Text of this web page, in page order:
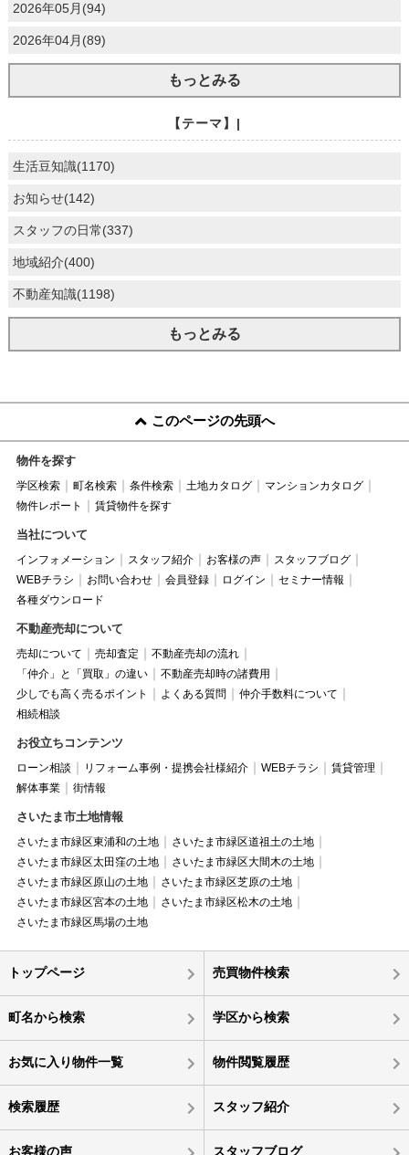
2026年05月(94)
2026年04月(89)
もっとみる
【テーマ】|
生活豆知識(1170)
お知らせ(142)
スタッフの日常(337)
地域紹介(400)
不動産知識(1198)
もっとみる
このページの先頭へ
物件を探す
学区検索 町名検索 条件検索 土地カタログ
マンションカタログ
物件レポート
賃貸物件を探す
当社について
インフォメーション スタッフ紹介 お客様の声
スタッフブログ
WEBチラシ
お問い合わせ 会員登録 ログイン
セミナー情報
各種ダウンロード
不動産売却について
売却について 売却査定
不動産売却の流れ
「仲介」と「買取」の違い
不動産売却時の諸費用
少しでも高く売るポイント
よくある質問
仲介手数料について
相続相談
お役立ちコンテンツ
ローン相談 リフォーム事例・提携会社様紹介 WEBチラシ
賃貸管理
解体事業
街情報
さいたま市土地情報
さいたま市緑区東浦和の土地
さいたま市緑区道祖土の土地
さいたま市緑区太田窪の土地
さいたま市緑区大間木の土地
さいたま市緑区原山の土地
さいたま市緑区芝原の土地
さいたま市緑区宮本の土地
さいたま市緑区松木の土地
さいたま市緑区馬場の土地
トップページ 売買物件検索
町名から検索 学区から検索
お気に入り物件一覧 物件閲覧履歴
検索履歴 スタッフ紹介
お客様の声 スタッフブログ